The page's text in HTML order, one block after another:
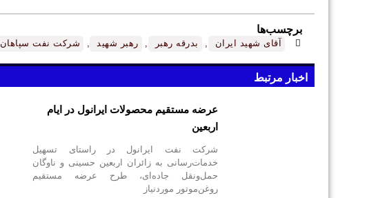
برچسب‌ها
آقای شهید ایران بدرقه رهبر رهبر شهید شرکت نفت سپاهان
اخبار مرتبط
عرضه مستقیم محصولات ایرانول در ایام
اربعین
شرکت نفت ایرانول در راستای تسهیل
خدمات‌رسانی به زائران اربعین حسینی و ناوگان
حمل‌ونقل جاده‌ای، طرح عرضه مستقیم
روغن‌موتور موردنیاز